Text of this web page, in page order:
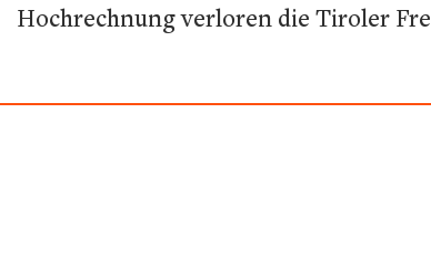
Hochrechnung verloren die Tiroler